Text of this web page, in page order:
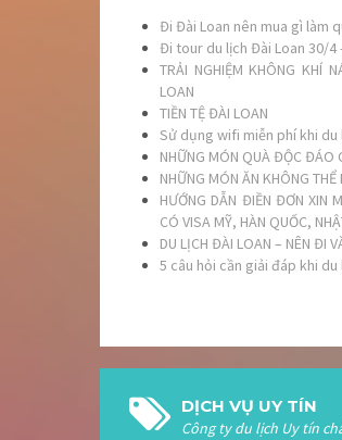
Đi Đài Loan nên mua gì làm
Đi tour du lịch Đài Loan 30/4
TRẢI NGHIỆM KHÔNG KHÍ
LOAN
TIỀN TỆ ĐÀI LOAN
Sử dụng wifi miễn phí khi du
NHỮNG MÓN QUÀ ĐỘC ĐÁO
NHỮNG MÓN ĂN KHÔNG
HƯỚNG DẪN ĐIỀN ĐƠN XIN
CÓ VISA MỸ, HÀN QUỐC,
DU LỊCH ĐÀI LOAN – NÊN ĐI
5 câu hỏi cần giải đáp khi du
DỊCH VỤ UY TÍN
Công ty du lịch Uy tín